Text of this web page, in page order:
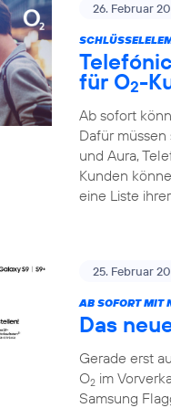
26. Februar
für O2-
Ab sofort
Dafür
und Aura,
Kunden
eine Liste
25. Februar
AB SOFORT MIT
Das
Gerade erst
O2 im
Samsung